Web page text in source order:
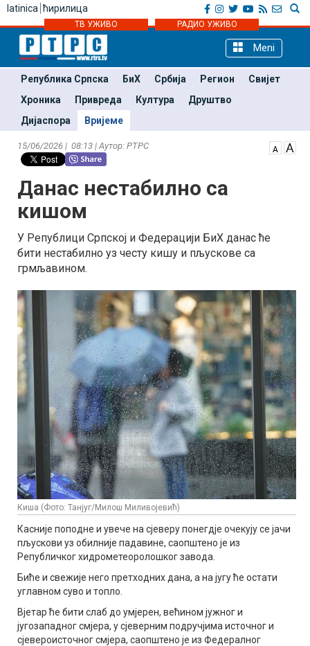
latinica ћирилица
ТВ УЖИВО РАДИО УЖИВО
Meni
Република Српска БиХ Србија Регион
Свијет
Хроника
Привреда Култура
Друштво
Дијаспора
Вријеме
15/06/2026 | 08:13 | Аутор: РТРС
Данас нестабилно са
кишом
У Републици Српској и Федерацији БиХ данас ће
бити нестабилно уз честу кишу и пљускове са
грмљавином.
Киша (Фото: Танјуг/Милош Миливојевић)
Касније поподне и увече на сјеверу понегдје очекују се јачи
пљускови уз обилније падавине, саопштено је из
Републичког хидрометеоролошког завода.
Биће и свежије него претходних дана, а на југу ће остати
углавном суво и топло.
Вјетар ће бити слаб до умјерен, већином јужног и
југозападног смјера, у сјеверним подручјима источног и
сјевероисточног смјера, саопштено је из Федералног